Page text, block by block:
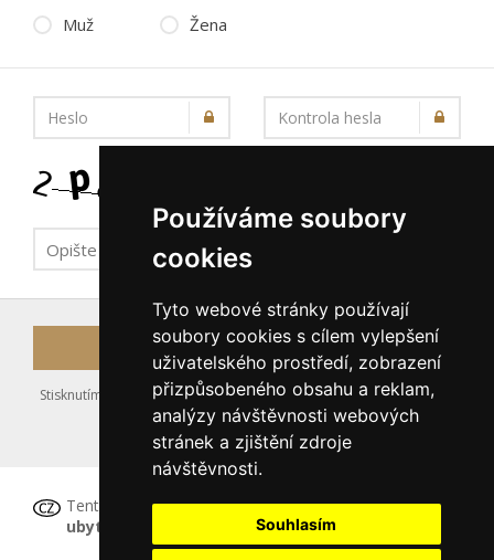
Používáme soubory
cookies
Tyto webové stránky používají
soubory cookies s cílem vylepšení
uživatelského prostředí, zobrazení
přizpůsobeného obsahu a reklam,
analýzy návštěvnosti webových
stránek a zjištění zdroje
návštěvnosti.
Souhlasím
Muž Žena
Heslo Kontrola hesla
Registrovat
Stisknutím tlačítka Registrovat souhlasíte s uložením výše zadaných
údajů do databáze serveru, viz podmínky
nakládání s osobními údaji.
Tento formulářnení určen pro registraci
ubytovacího zařízení
, tu proveďte prosím